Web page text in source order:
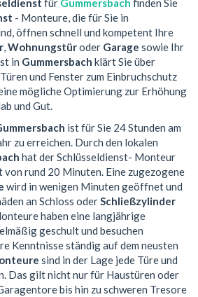
für Gummersbach finden Sie
- Monteure, die für Sie in
öffnen schnell und kompetent Ihre
,Wohnungstüroder Garage sowie Ihr
in Gummersbach klärt Sie über
und Fenster zum Einbruchschutz
mögliche Optimierung zur Erhöhung
und Gut.
ist für Sie 24 Stunden am
zu erreichen. Durch den lokalen
hat der Schlüsseldienst- Monteur
rund 20 Minuten. Eine zugezogene
wird in wenigen Minuten geöffnet und
an Schloss oderSchließzylinder
haben eine langjährige
geschult und besuchen
Kenntnisse ständig auf dem neusten
sind in der Lage jede Türe und
Das gilt nicht nur für Haustüren oder
bis hin zu schweren Tresore